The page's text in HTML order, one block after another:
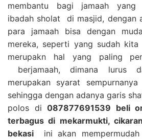
membantu bagi jamaah yang
ibadah sholat di masjid, dengan
para jamaah bisa dengan
mereka, seperti yang sudah
merupakn hal yang paling
berjamaah, dimana lurus
merupakan syarat
sehingga dengan adanya garis
polos di 087877691539 beli
terbagus di mekarmukti,
bekasi ini akan